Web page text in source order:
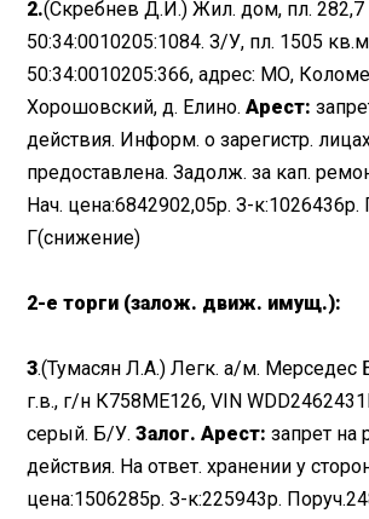
2.(Скребнев Д.И.) Жил. дом, пл. 282,7
50:34:0010205:1084. З/У, пл. 1505
50:34:0010205:366, адрес: МО,
Хорошовский, д. Елино. Арест:
действия. Информ. о зарегистр.
предоставлена. Задолж. за кап.
Нач. цена:6842902,05р. З-к:1026436р.
Г(снижение)
2-е торги (залож. движ. имущ.):
3.(Тумасян Л.А.) Легк. а/м. Мерседес
г.в., г/н К758МЕ126, VIN
серый. Б/У. Залог. Арест:запрет на
действия. На ответ. хранении у
цена:1506285р. З-к:225943р.